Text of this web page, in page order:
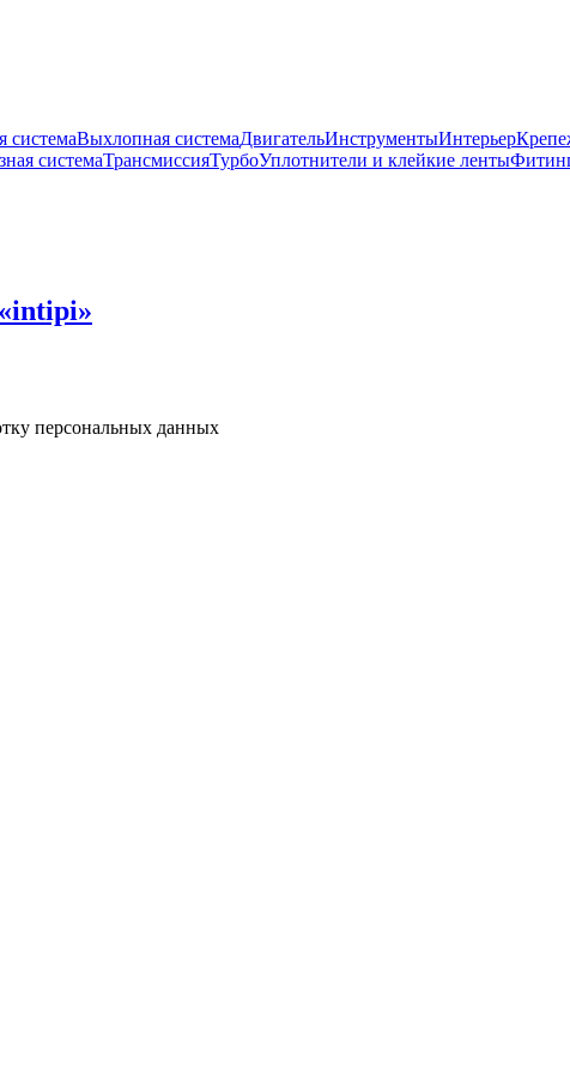
системаВыхлопная системаДвигательИнструментыИнтерьер
системаТрансмиссияТурбоУплотнители и клейкие ленты
персональных данных